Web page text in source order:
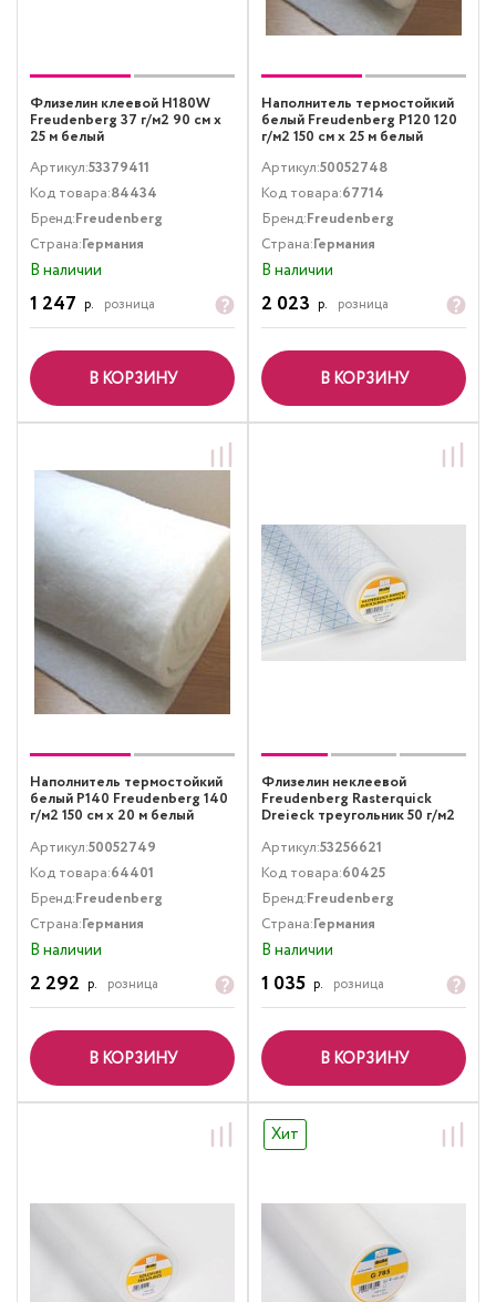
Флизелин клеевой H180W
Freudenberg 37 г/м2 90 см х
25 м белый
Артикул:53379411
Код товара:84434
Бренд:Freudenberg
Страна:Германия
В наличии
1 247 р. розница
В КОРЗИНУ
Наполнитель термостойкий
белый Freudenberg P120 120
г/м2 150 см х 25 м белый
Артикул:50052748
Код товара:67714
Бренд:Freudenberg
Страна:Германия
В наличии
2 023 р. розница
В КОРЗИНУ
Наполнитель термостойкий
белый P140 Freudenberg 140
г/м2 150 см х 20 м белый
Артикул:50052749
Код товара:64401
Бренд:Freudenberg
Страна:Германия
В наличии
2 292 р. розница
В КОРЗИНУ
Флизелин неклеевой
Freudenberg Rasterquick
Dreieck треугольник 50 г/м2
Артикул:53256621
Код товара:60425
Бренд:Freudenberg
Страна:Германия
В наличии
1 035 р. розница
В КОРЗИНУ
Хит